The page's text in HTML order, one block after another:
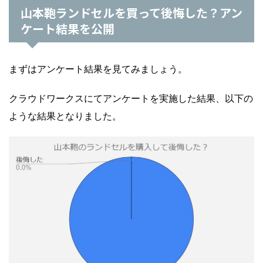
山本鞄ランドセルを買って後悔した？アン
ケート結果を公開
まずはアンケート結果を見てみましょう。
クラウドワークスにてアンケートを実施した結果、以下の
ような結果となりました。